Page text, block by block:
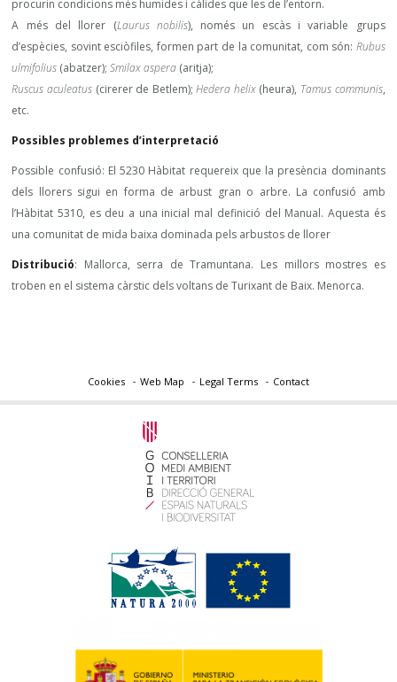
procurin condicions més humides i càlides que les de l’entorn.
A més del llorer (Laurus nobilis), només un escàs i variable grups
d’espècies, sovint esciòfiles, formen part de la comunitat, com són: Rubus
ulmifolius (abatzer); Smilax aspera (aritja);
Ruscus aculeatus (cirerer de Betlem);Hedera helix(heura), Tamus communis,
etc.
Possibles problemes d’interpretació
Possible confusió: El 5230 Hàbitat requereix que la presència dominants
dels llorers sigui en forma de arbust gran o arbre. La confusió amb
l’Hàbitat 5310, es deu a una inicial mal definició del Manual. Aquesta és
una comunitat de mida baixa dominada pels arbustos de llorer
Distribució: Mallorca, serra de Tramuntana. Les millors mostres es
troben en el sistema càrstic dels voltans de Turixant de Baix. Menorca.
Cookies Web Map Legal Terms Contact